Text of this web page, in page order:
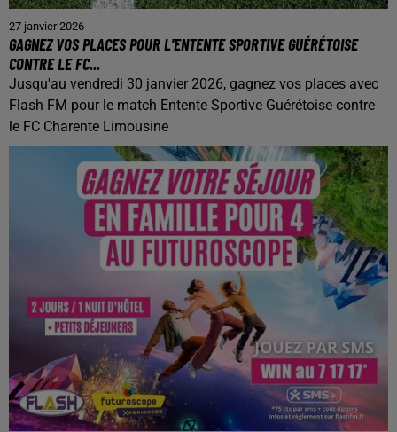
27 janvier 2026
GAGNEZ VOS PLACES POUR L'ENTENTE SPORTIVE GUÉRÉTOISE
CONTRE LE FC...
Jusqu'au vendredi 30 janvier 2026, gagnez vos places avec
Flash FM pour le match Entente Sportive Guérétoise contre
le FC Charente Limousine